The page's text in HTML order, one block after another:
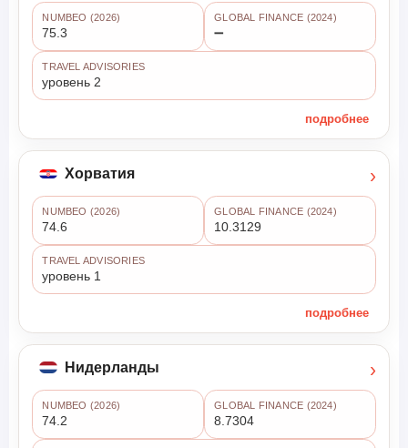
NUMBEO (2026)
75.3
GLOBAL FINANCE (2024)
➖
TRAVEL ADVISORIES
уровень 2
подробнее
Хорватия ›
NUMBEO (2026)
74.6
GLOBAL FINANCE (2024)
10.3129
TRAVEL ADVISORIES
уровень 1
подробнее
Нидерланды ›
NUMBEO (2026)
74.2
GLOBAL FINANCE (2024)
8.7304